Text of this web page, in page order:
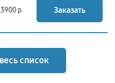
3900 р Заказать
список